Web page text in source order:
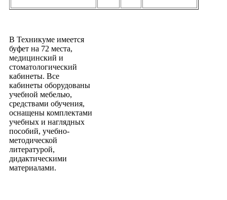
В Техникуме имеется
буфет на 72 места,
медицинский и
стоматологический
кабинеты. Все
кабинеты оборудованы
учебной мебелью,
средствами обучения,
оснащены комплектами
учебных и наглядных
пособий, учебно-
методической
литературой,
дидактическими
материалами.